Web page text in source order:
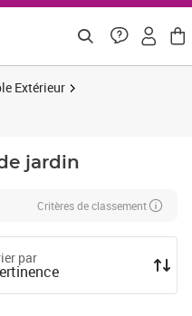
Extérieur
jardin
Critères de classement
par